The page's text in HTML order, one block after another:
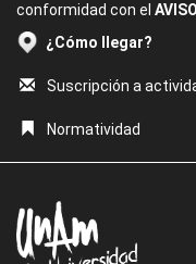
conformidad con el
¿Cómo llegar?
Suscripción a
Normatividad